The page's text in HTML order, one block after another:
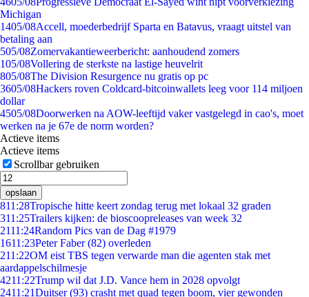
Michigan
1405/08Accell, moederbedrijf Sparta en Batavus, vraagt uitstel van
betaling aan
505/08Zomervakantieweerbericht: aanhoudend zomers
105/08Vollering de sterkste na lastige heuvelrit
805/08The Division Resurgence nu gratis op pc
3605/08Hackers roven Coldcard-bitcoinwallets leeg voor 114 miljoen
dollar
4505/08Doorwerken na AOW-leeftijd vaker vastgelegd in cao's, moet
werken na je 67e de norm worden?
Actieve items
Actieve items
Scrollbar gebruiken
opslaan
811:28Tropische hitte keert zondag terug met lokaal 32 graden
311:25Trailers kijken: de bioscoopreleases van week 32
2111:24Random Pics van de Dag #1979
1611:23Peter Faber (82) overleden
211:22OM eist TBS tegen verwarde man die agenten stak met
aardappelschilmesje
4211:22Trump wil dat J.D. Vance hem in 2028 opvolgt
2411:21Duitser (93) crasht met quad tegen boom, vier gewonden